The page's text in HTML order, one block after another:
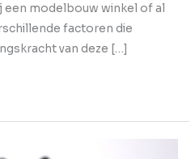
modelbouw winkel of al
factoren die
van deze […]